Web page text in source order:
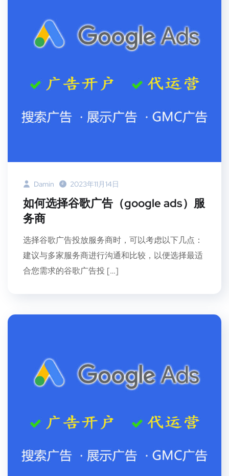
Damin 2023年11月14日
如何选择谷歌广告（google ads）服
务商
选择谷歌广告投放服务商时，可以考虑以下几点：
建议与多家服务商进行沟通和比较，以便选择最适
合您需求的谷歌广告投 […]